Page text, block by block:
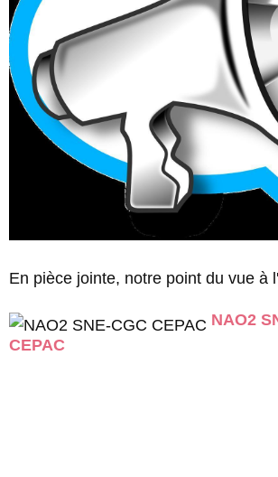
En pièce jointe, notre point du vue à
NAO2
CEPAC